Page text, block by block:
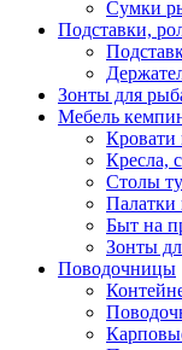
Сумки
Подставки,
Зонты для
Мебель
Кровати
Кресла,
Столы
Палатки
Быт на
Зонты
Поводочницы